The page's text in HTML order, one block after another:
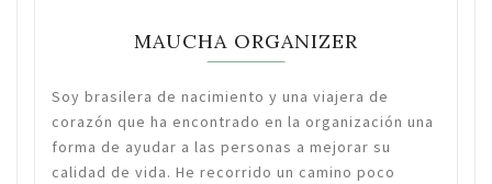
MAUCHA ORGANIZER
Soy brasilera de nacimiento y una viajera de
corazón que ha encontrado en la organización una
forma de ayudar a las personas a mejorar su
calidad de vida. He recorrido un camino poco